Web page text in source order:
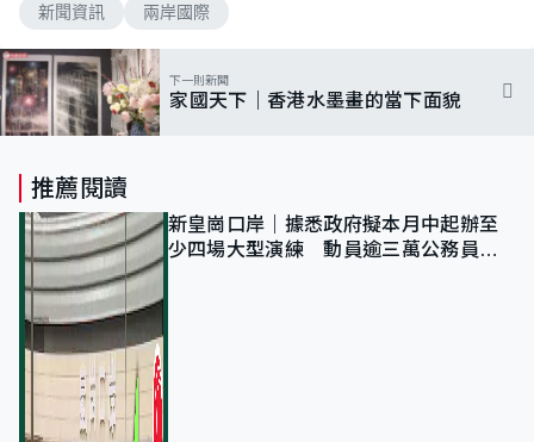
新聞資訊 兩岸國際
下一則新聞
家國天下｜香港水墨畫的當下面貌
推薦閱讀
新皇崗口岸｜據悉政府擬本月中起辦至
少四場大型演練 動員逾三萬公務員人